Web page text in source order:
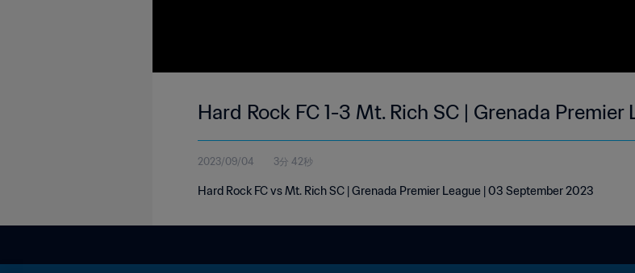
Hard Rock FC 1-3 Mt. Rich SC | Grenada
2023/09/04 3分 42秒
Hard Rock FC vs Mt. Rich SC | Grenada Premier League | 03 September 2023